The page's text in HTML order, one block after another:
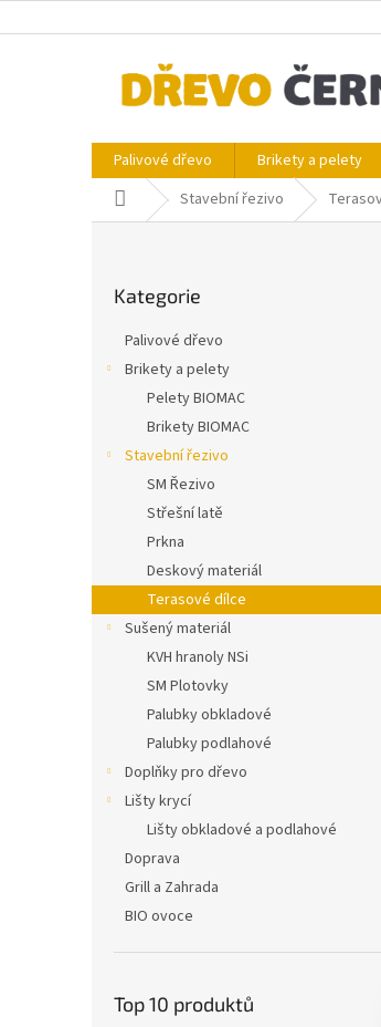
na
Palivové dřevo Brikety a pelety
Domů Stavební řezivo
kategorie
Kategorie
Palivové dřevo
Brikety a pelety
Pelety BIOMAC
Brikety BIOMAC
Stavební řezivo
SM Řezivo
Střešní latě
Prkna
Deskový materiál
Terasové dílce
Sušený materiál
KVH hranoly NSi
SM Plotovky
Palubky obkladové
Palubky podlahové
Doplňky pro dřevo
Lišty krycí
Lišty obkladové a podlahové
Doprava
Grill a Zahrada
BIO ovoce
Top 10 produktů